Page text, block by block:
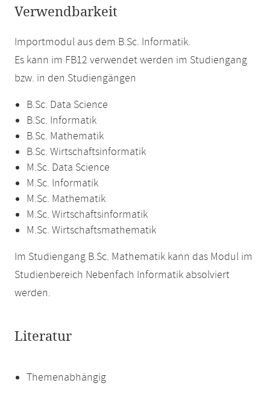
Verwendbarkeit
Importmodul aus dem B.Sc. Informatik.
Es kann im FB12 verwendet werden im Studiengang
bzw. in den Studiengängen
B.Sc. Data Science
B.Sc. Informatik
B.Sc. Mathematik
B.Sc. Wirtschaftsinformatik
M.Sc. Data Science
M.Sc. Informatik
M.Sc. Mathematik
M.Sc. Wirtschaftsinformatik
M.Sc. Wirtschaftsmathematik
Im Studiengang B.Sc. Mathematik kann das Modul im
Studienbereich Nebenfach Informatik absolviert
werden.
Literatur
Themenabhängig